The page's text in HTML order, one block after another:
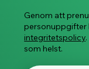
Genom att
personuppgifter
integritetspolicy
som helst.